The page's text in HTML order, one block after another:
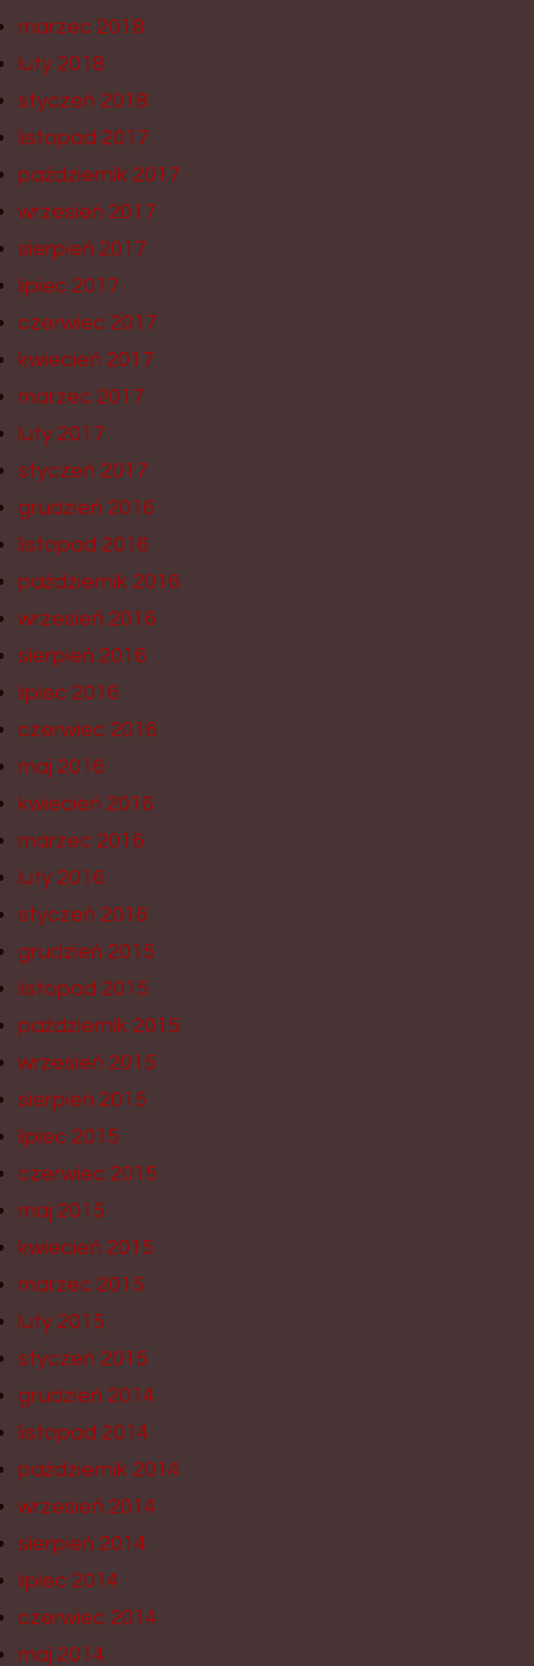
marzec 2018
luty 2018
styczeń 2018
listopad 2017
październik 2017
wrzesień 2017
sierpień 2017
lipiec 2017
czerwiec 2017
kwiecień 2017
marzec 2017
luty 2017
styczeń 2017
grudzień 2016
listopad 2016
październik 2016
wrzesień 2016
sierpień 2016
lipiec 2016
czerwiec 2016
maj 2016
kwiecień 2016
marzec 2016
luty 2016
styczeń 2016
grudzień 2015
listopad 2015
październik 2015
wrzesień 2015
sierpień 2015
lipiec 2015
czerwiec 2015
maj 2015
kwiecień 2015
marzec 2015
luty 2015
styczeń 2015
grudzień 2014
listopad 2014
październik 2014
wrzesień 2014
sierpień 2014
lipiec 2014
czerwiec 2014
maj 2014